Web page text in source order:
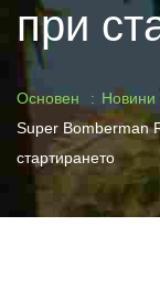
при
Основен
Новини
Super Bomberman
стартирането